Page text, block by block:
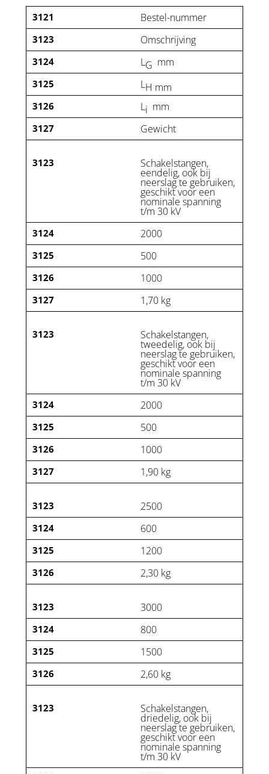
3121 Bestel-nummer
3123 Omschrijving
3124 LG mm
3125 LH mm
3126 Li mm
3127 Gewicht
3123 Schakelstangen,
eendelig, ook bij
neerslag te gebruiken,
geschikt voor een
nominale spanning
t/m 30 kV
3124 2000
3125 500
3126 1000
3127 1,70 kg
3123 Schakelstangen,
tweedelig, ook bij
neerslag te gebruiken,
geschikt voor een
nominale spanning
t/m 30 kV
3124 2000
3125 500
3126 1000
3127 1,90 kg
3123 2500
3124 600
3125 1200
3126 2,30 kg
3123 3000
3124 800
3125 1500
3126 2,60 kg
3123 Schakelstangen,
driedelig, ook bij
neerslag te gebruiken,
geschikt voor een
nominale spanning
t/m 30 kV